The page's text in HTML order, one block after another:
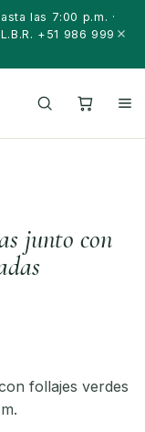
las 7:00 p.m. ·
+51 986 999
junto con
follajes verdes